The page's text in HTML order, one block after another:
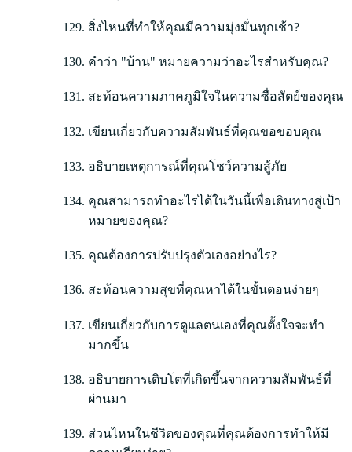
สิ่งไหนที่ทำให้คุณมีความมุ่งมั่นทุกเช้า?
คำว่า "บ้าน" หมายความว่าอะไรสำหรับคุณ?
สะท้อนความภาคภูมิใจในความซื่อสัตย์ของคุณ
เขียนเกี่ยวกับความสัมพันธ์ที่คุณขอขอบคุณ
อธิบายเหตุการณ์ที่คุณโชว์ความสู้ภัย
คุณสามารถทำอะไรได้ในวันนี้เพื่อเดินทางสู่เป้า
หมายของคุณ?
คุณต้องการปรับปรุงตัวเองอย่างไร?
สะท้อนความสุขที่คุณหาได้ในขั้นตอนง่ายๆ
เขียนเกี่ยวกับการดูแลตนเองที่คุณตั้งใจจะทำ
มากขึ้น
อธิบายการเติบโตที่เกิดขึ้นจากความสัมพันธ์ที่
ผ่านมา
ส่วนไหนในชีวิตของคุณที่คุณต้องการทำให้มี